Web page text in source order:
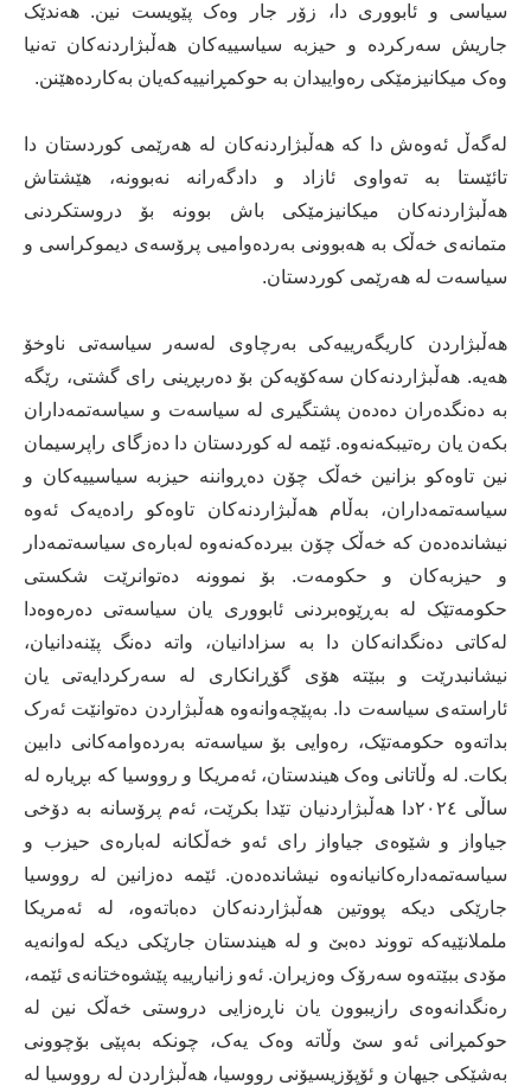
سیاسی و ئابووری دا، زۆر جار وەک پێویست نین. هەندێک
جاریش سەرکردە و حیزبە سیاسییەکان هەڵبژاردنەکان تەنیا
وەک میکانیزمێکی رەواییدان بە حوکمڕانییەکەیان بەکاردەهێنن.
لەگەڵ ئەوەش دا کە هەڵبژاردنەکان لە هەرێمی کوردستان دا
تائێستا بە تەواوی ئازاد و دادگەرانە نەبوونە، هێشتاش
هەڵبژاردنەکان میکانیزمێکی باش بوونە بۆ دروستکردنی
متمانەی خەڵک بە هەبوونی بەردەوامیی پرۆسەی دیموکراسی و
سیاسەت لە هەرێمی کوردستان.
هەڵبژاردن کاریگەرییەکی بەرچاوی لەسەر سیاسەتی ناوخۆ
هەیە. هەڵبژاردنەکان سەکۆیەکن بۆ دەربڕینی رای گشتی، رێگە
بە دەنگدەران دەدەن پشتگیری لە سیاسەت و سیاسەتمەداران
بکەن یان رەتیبکەنەوە. ئێمە لە کوردستان دا دەزگای راپرسیمان
نین تاوەکو بزانین خەڵک چۆن دەڕواننە حیزبە سیاسییەکان و
سیاسەتمەداران، بەڵام هەڵبژاردنەکان تاوەکو رادەیەک ئەوە
نیشاندەدەن کە خەڵک چۆن بیردەکەنەوە لەبارەی سیاسەتمەدار
و حیزبەکان و حکومەت. بۆ نموونە دەتوانرێت شکستی
حکومەتێک لە بەڕێوەبردنی ئابووری یان سیاسەتی دەرەوەدا
لەکاتی دەنگدانەکان دا بە سزادانیان، واتە دەنگ پێنەدانیان،
نیشانبدرێت و ببێتە هۆی گۆڕانکاری لە سەرکردایەتی یان
ئاراستەی سیاسەت دا. بەپێچەوانەوە هەڵبژاردن دەتوانێت ئەرک
بداتەوە حکومەتێک، رەوایی بۆ سیاسەتە بەردەوامەکانی دابین
بکات. لە وڵاتانی وەک هیندستان، ئەمریکا و رووسیا کە بڕیارە لە
ساڵی ٢٠٢٤دا هەڵبژاردنیان تێدا بکرێت، ئەم پرۆسانە بە دۆخی
جیاواز و شێوەی جیاواز رای ئەو خەڵکانە لەبارەی حیزب و
سیاسەتمەدارەکانیانەوە نیشاندەدەن. ئێمە دەزانین لە رووسیا
جارێکی دیکە پووتین هەڵبژاردنەکان دەباتەوە، لە ئەمریکا
ململانێیەکە تووند دەبێ و لە هیندستان جارێکی دیکە لەوانەیە
مۆدی ببێتەوە سەرۆک وەزیران. ئەو زانیارییە پێشوەختانەی ئێمە،
رەنگدانەوەی رازیبوون یان ناڕەزایی دروستی خەڵک نین لە
حوکمڕانی ئەو سێ وڵاتە وەک یەک، چونکە بەپێی بۆچوونی
بەشێکی جیهان و ئۆپۆزیسیۆنی رووسیا، هەڵبژاردن لە رووسیا لە